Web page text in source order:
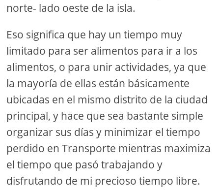
norte- lado oeste de la isla.
Eso significa que hay un tiempo muy
limitado para ser alimentos para ir a los
alimentos, o para unir actividades, ya que
la mayoría de ellas están básicamente
ubicadas en el mismo distrito de la ciudad
principal, y hace que sea bastante simple
organizar sus días y minimizar el tiempo
perdido en Transporte mientras maximiza
el tiempo que pasó trabajando y
disfrutando de mi precioso tiempo libre.